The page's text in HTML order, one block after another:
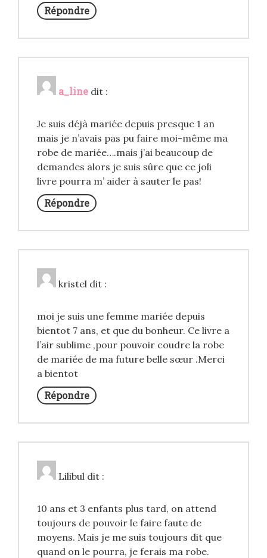
Répondre
a_line dit :
Je suis déjà mariée depuis presque 1 an
mais je n’avais pas pu faire moi-même ma
robe de mariée….mais j’ai beaucoup de
demandes alors je suis sûre que ce joli
livre pourra m’ aider à sauter le pas!
Répondre
kristel dit :
moi je suis une femme mariée depuis
bientot 7 ans, et que du bonheur. Ce livre a
l’air sublime ,pour pouvoir coudre la robe
de mariée de ma future belle sœur .Merci
a bientot
Répondre
Lilibul dit :
10 ans et 3 enfants plus tard, on attend
toujours de pouvoir le faire faute de
moyens. Mais je me suis toujours dit que
quand on le pourra, je ferais ma robe.